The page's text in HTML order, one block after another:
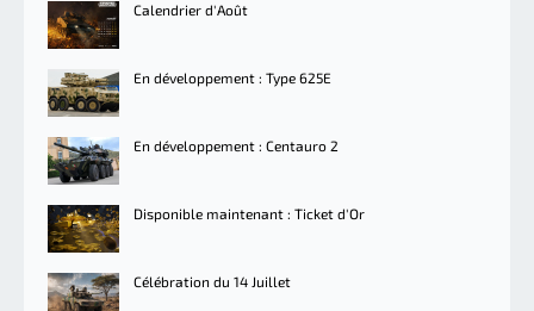
Calendrier d'Août
En développement : Type 625E
En développement : Centauro 2
Disponible maintenant : Ticket d'Or
Célébration du 14 Juillet